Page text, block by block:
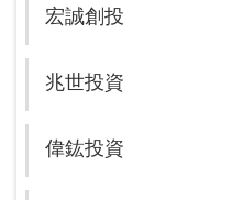
宏誠創投
兆世投資
偉鈜投資